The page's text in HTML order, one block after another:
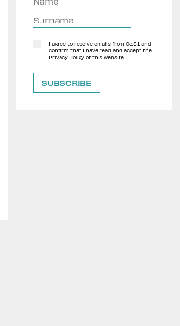
I agree to receive emails from Ce.S.I. and
confirm that I have read and accept the
Privacy Policyof this website.